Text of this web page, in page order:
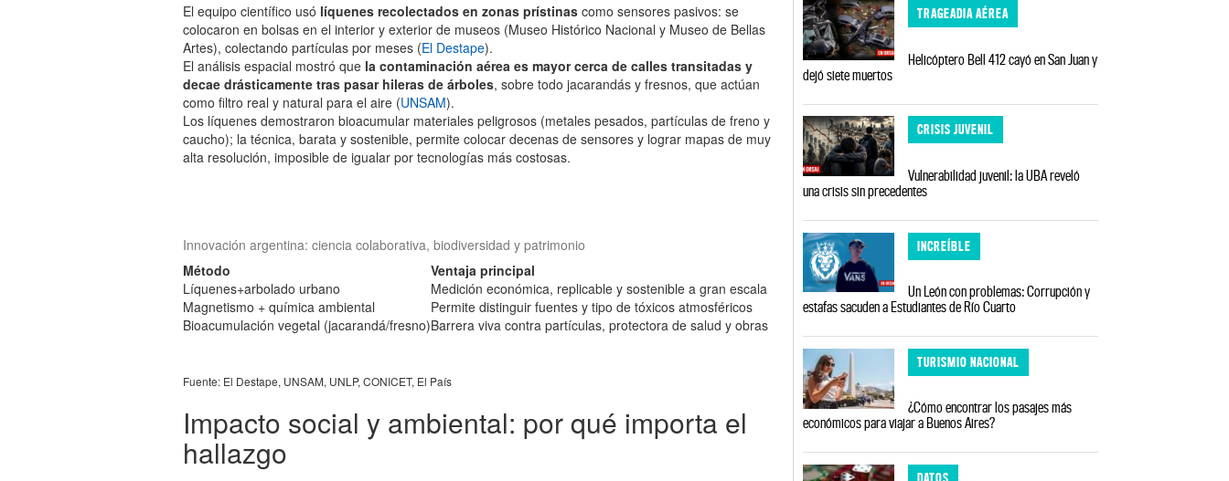
El equipo científico usó líquenes recolectados en zonas prístinas como sensores pasivos: se
colocaron en bolsas en el interior y exterior de museos (Museo Histórico Nacional y Museo de Bellas
Artes), colectando partículas por meses (El Destape).
El análisis espacial mostró que la contaminación aérea es mayor cerca de calles transitadas y
decae drásticamente tras pasar hileras de árboles, sobre todo jacarandás y fresnos, que actúan
como filtro real y natural para el aire (UNSAM).
Los líquenes demostraron bioacumular materiales peligrosos (metales pesados, partículas de freno y
caucho); la técnica, barata y sostenible, permite colocar decenas de sensores y lograr mapas de muy
alta resolución, imposible de igualar por tecnologías más costosas.
Innovación argentina: ciencia colaborativa, biodiversidad y patrimonio
Método
Ventaja principal
Líquenes+arbolado urbano
Medición económica, replicable y sostenible a gran escala
Magnetismo + química ambiental
Permite distinguir fuentes y tipo de tóxicos atmosféricos
Bioacumulación vegetal (jacarandá/fresno)Barrera viva contra partículas, protectora de salud y obras
Fuente: El Destape, UNSAM, UNLP, CONICET, El País
Impacto social y ambiental: por qué importa el
hallazgo
TRAGEADIA AÉREA
Helicóptero Bell 412 cayó en San Juan y
dejó siete muertos
CRISIS JUVENIL
Vulnerabilidad juvenil: la UBA reveló
una crisis sin precedentes
INCREÍBLE
Un León con problemas: Corrupción y
estafas sacuden a Estudiantes de Río Cuarto
TURISMIO NACIONAL
¿Cómo encontrar los pasajes más
económicos para viajar a Buenos Aires?
DATOS